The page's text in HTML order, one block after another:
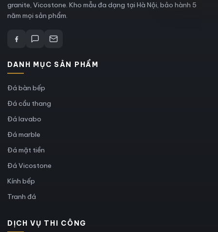
granite, Vicostone. Kho mẫu đa dạng tại Hà Nội, bảo hành 5
năm mọi sản phẩm.
DANH MỤC SẢN PHẨM
Đá bàn bếp
Đá cầu thang
Đá lavabo
Đá marble
Đá mặt tiền
Đá Vicostone
Kính bếp
Tranh đá
DỊCH VỤ THI CÔNG